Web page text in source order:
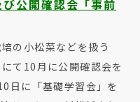
公開確認会「事前
の小松菜などを扱う
て10月に公開確認会を
日に「基礎学習会」を